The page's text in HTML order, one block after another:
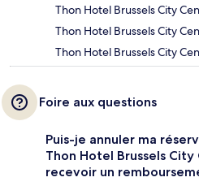
Thon Hotel Brussels City
Thon Hotel Brussels City
Thon Hotel Brussels City
Foire aux questions
Puis-je annuler ma
Thon Hotel Brussels
recevoir un